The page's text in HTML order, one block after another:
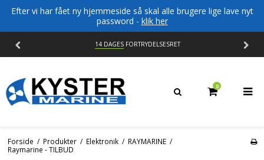
Efter vi har fået ny hjemmeside så skal alle brugere lige lave nyt
password - klik her
14 DAGESFORTRYDELSESRET
0
Forside / Produkter / Elektronik / RAYMARINE /
Raymarine - TILBUD